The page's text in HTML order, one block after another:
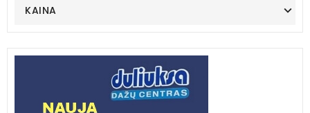
KAINA